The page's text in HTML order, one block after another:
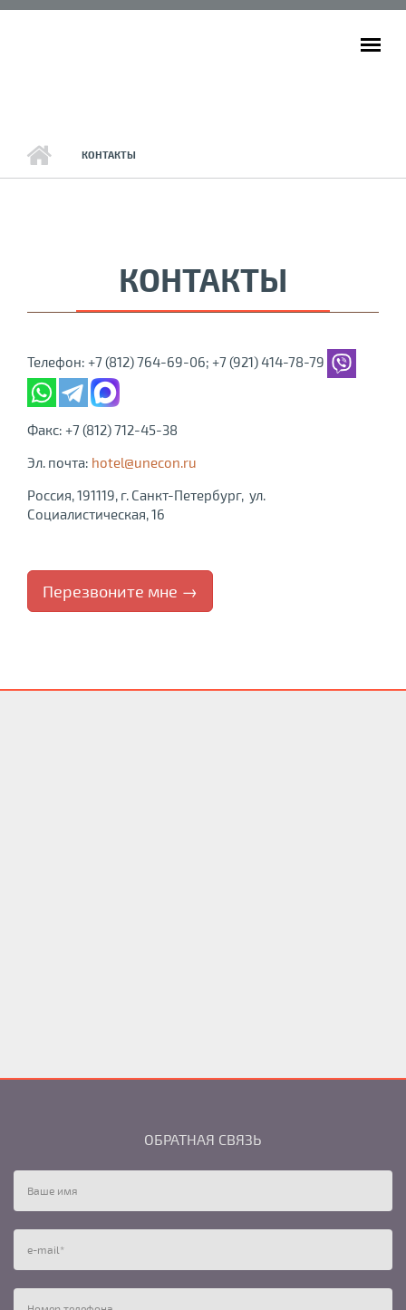
Перейти к основному содержанию
КОНТАКТЫ
КОНТАКТЫ
Телефон: +7 (812) 764-69-06; +7 (921) 414-78-79
Факс: +7 (812) 712-45-38
Эл. почта: hotel@unecon.ru
Россия, 191119, г. Санкт-Петербург, ул.
Социалистическая, 16
Перезвоните мне →
ОБРАТНАЯ СВЯЗЬ